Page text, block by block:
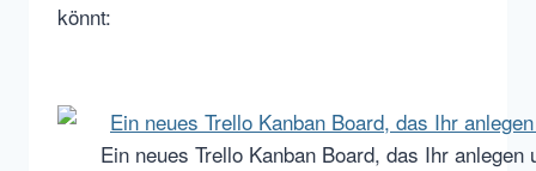
könnt:
Ein neues Trello Kanban Board, das Ihr anlegen